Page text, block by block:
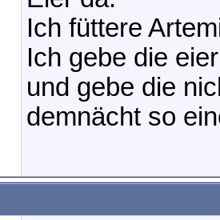
Ich füttere
Ich gebe die
und gebe die
demnächt so